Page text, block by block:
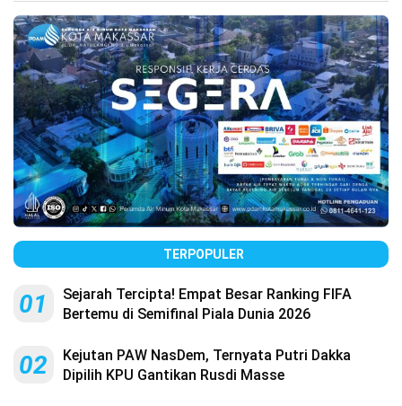
TERPOPULER
01
Sejarah Tercipta! Empat Besar Ranking FIFA
Bertemu di Semifinal Piala Dunia 2026
02
Kejutan PAW NasDem, Ternyata Putri Dakka
Dipilih KPU Gantikan Rusdi Masse